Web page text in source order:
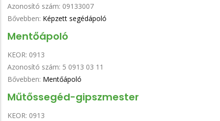
Azonosító szám: 09133007
Bővebben: Képzett segédápoló
Mentőápoló
KEOR: 0913
Azonosító szám: 5 0913 03 11
Bővebben: Mentőápoló
Műtőssegéd-gipszmester
KEOR: 0913